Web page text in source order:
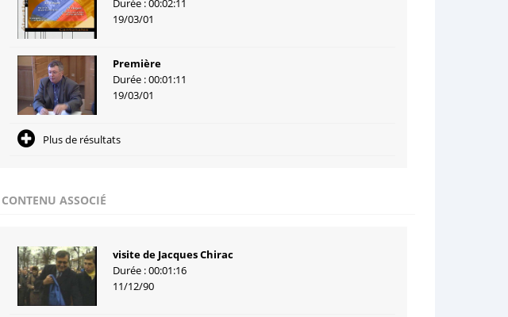
Durée : 00:02:11
19/03/01
Première
Durée : 00:01:11
19/03/01
Plus de résultats
CONTENU ASSOCIÉ
visite de Jacques Chirac
Durée : 00:01:16
11/12/90